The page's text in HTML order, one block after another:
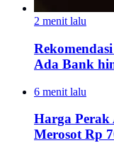
2 menit lalu
Ada Bank
6 menit lalu
Harga Perak
Merosot Rp